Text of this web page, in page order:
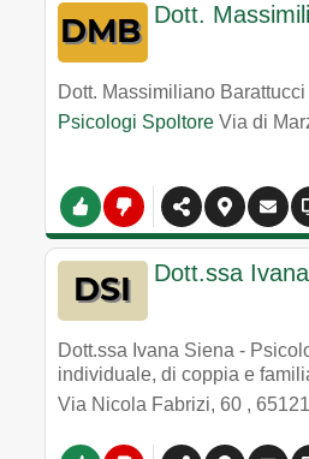
Dott.
Dott. Massimiliano
Psicologi Spoltore Via di
Dott.ssa
Dott.ssa Ivana Siena -
individuale, di coppia e
Via Nicola Fabrizi, 60 , 65121